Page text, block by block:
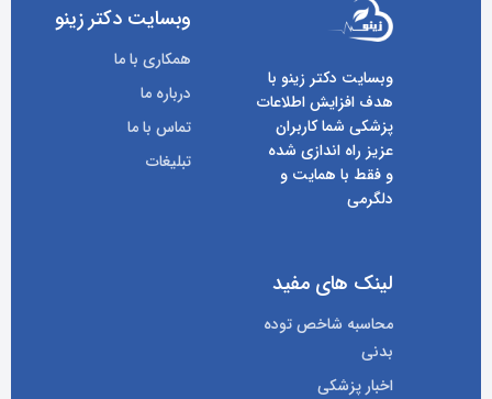
وبسایت دکتر زینو با
هدف افزایش اطلاعات
پزشکی شما کاربران
عزیز راه اندازی شده
و فقط با همایت و
دلگرمی
وبسایت دکتر زینو
همکاری با ما
درباره ما
تماس با ما
تبلیغات
لینک های مفید
محاسبه شاخص توده
بدنی
اخبار پزشکی